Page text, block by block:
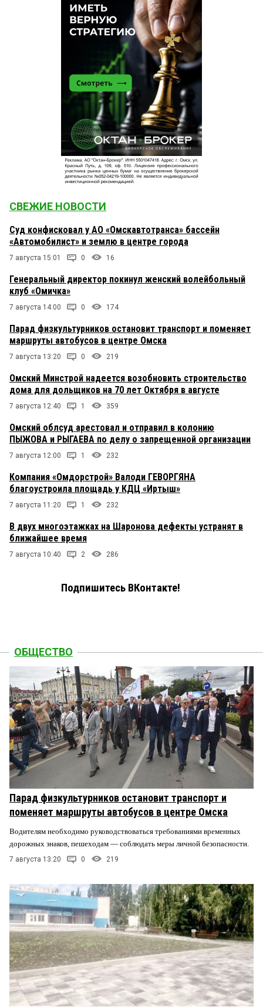
СВЕЖИЕ НОВОСТИ
Суд конфисковал у АО «Омскавтотранса» бассейн
«Автомобилист» и землю в центре города
7 августа 15:01 0 16
Генеральный директор покинул женский волейбольный
клуб «Омичка»
7 августа 14:00 0 174
Парад физкультурников остановит транспорт и поменяет
маршруты автобусов в центре Омска
7 августа 13:20 0 219
Омский Минстрой надеется возобновить строительство
дома для дольщиков на 70 лет Октября в августе
7 августа 12:40 1 359
Омский облсуд арестовал и отправил в колонию
ПЫЖОВА и РЫГАЕВА по делу о запрещенной организации
7 августа 12:00 1 232
Компания «Омдорстрой» Валоди ГЕВОРГЯНА
благоустроила площадь у КДЦ «Иртыш»
7 августа 11:20 1 232
В двух многоэтажках на Шаронова дефекты устранят в
ближайшее время
7 августа 10:40 2 286
Подпишитесь ВКонтакте!
ОБЩЕСТВО
Парад физкультурников остановит транспорт и
поменяет маршруты автобусов в центре Омска
Водителям необходимо руководствоваться требованиями временных
дорожных знаков, пешеходам — соблюдать меры личной безопасности.
7 августа 13:20 0 219